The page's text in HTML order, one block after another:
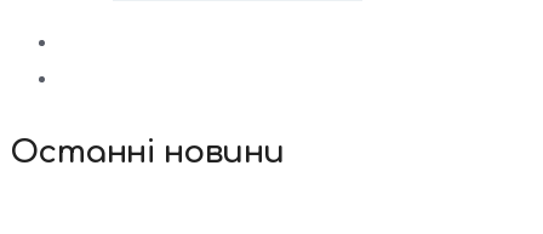
Останні новини